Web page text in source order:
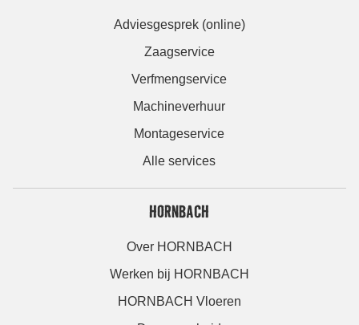
Adviesgesprek (online)
Zaagservice
Verfmengservice
Machineverhuur
Montageservice
Alle services
HORNBACH
Over HORNBACH
Werken bij HORNBACH
HORNBACH Vloeren